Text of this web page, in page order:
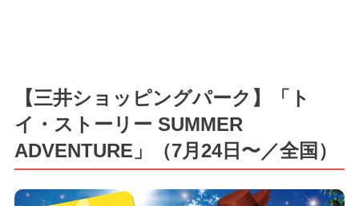
【三井ショッピングパーク】「ト
イ・ストーリー SUMMER
ADVENTURE」（7月24日〜／全国）